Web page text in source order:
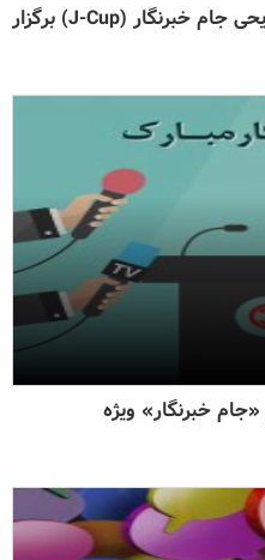
اولین دوره مسابقات ورزشی- تفریحی جام خبرنگار (J-Cup) برگزار
خبرنگار» ویژه